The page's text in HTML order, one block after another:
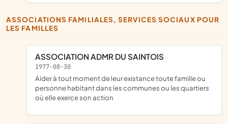
ASSOCIATIONS FAMILIALES, SERVICES SOCIAUX POUR
LES FAMILLES
ASSOCIATION ADMR DU SAINTOIS
1977-08-30
Aider à tout moment de leur existance toute famille ou
personne habitant dans les communes ou les quartiers
où elle exerce son action